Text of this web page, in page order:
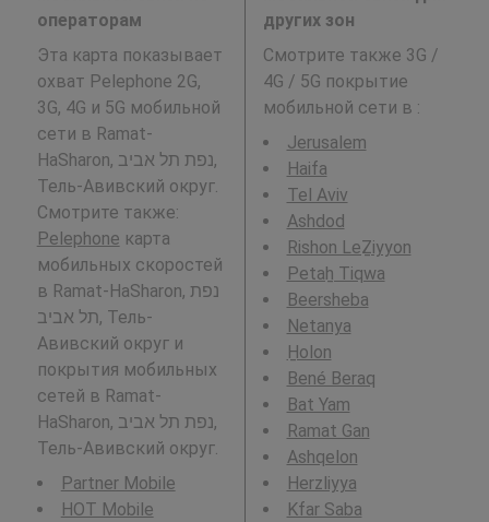
операторам
Эта карта показывает
охват Pelephone 2G,
3G, 4G и 5G мобильной
сети в Ramat-
HaSharon, נפת תל אביב,
Тель-Авивский округ.
Смотрите также:
Pelephone карта
мобильных скоростей
в Ramat-HaSharon, נפת
תל אביב, Тель-
Авивский округ и
покрытия мобильных
сетей в Ramat-
HaSharon, נפת תל אביב,
Тель-Авивский округ.
Partner Mobile
HOT Mobile
других зон
Смотрите также 3G /
4G / 5G покрытие
мобильной сети в :
Jerusalem
Haifa
Tel Aviv
Ashdod
Rishon LeẔiyyon
Petaẖ Tiqwa
Beersheba
Netanya
H̱olon
Bené Beraq
Bat Yam
Ramat Gan
Ashqelon
Herzliyya
Kfar Saba